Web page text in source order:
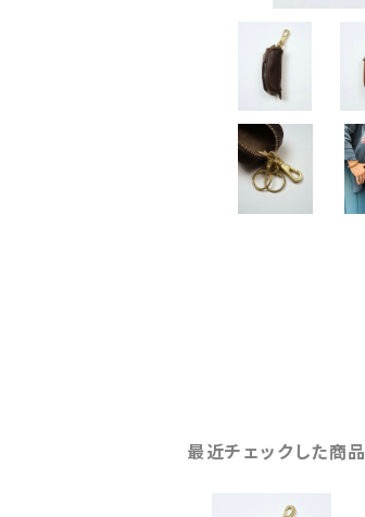
最近チェックした商品